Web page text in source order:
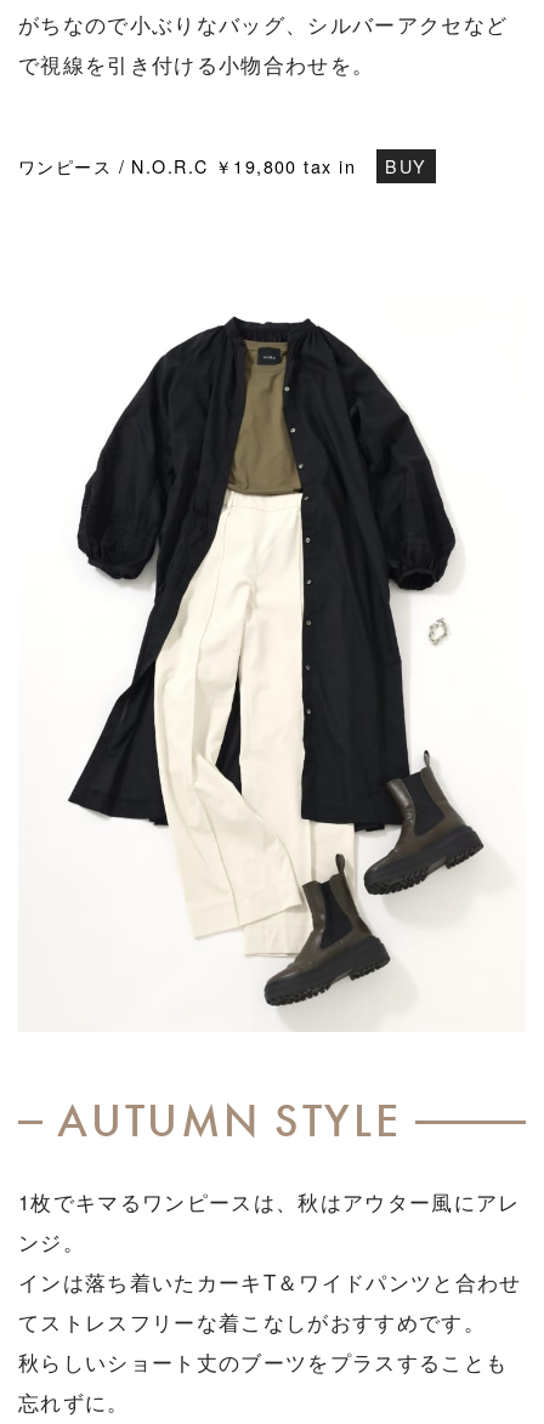
がちなので小ぶりなバッグ、シルバーアクセなど
で視線を引き付ける小物合わせを。
ワンピース / N.O.R.C ￥19,800 tax in BUY
AUTUMN STYLE
1枚でキマるワンピースは、秋はアウター風にアレ
ンジ。
インは落ち着いたカーキT＆ワイドパンツと合わせ
てストレスフリーな着こなしがおすすめです。
秋らしいショート丈のブーツをプラスすることも
忘れずに。